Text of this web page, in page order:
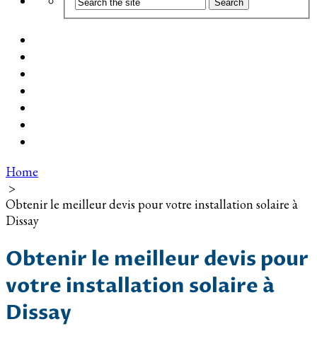
Home
>
Obtenir le meilleur devis pour votre installation solaire à
Dissay
Obtenir le meilleur devis pour
votre installation solaire à
Dissay